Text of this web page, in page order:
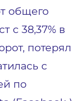
общего
с 38,37% в
потерял
с
по